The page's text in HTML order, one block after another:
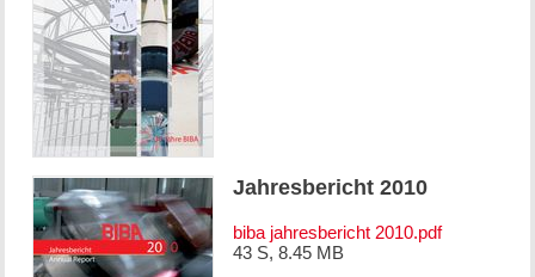
Jahresbericht 2010
biba jahresbericht 2010.pdf
43 S, 8.45 MB